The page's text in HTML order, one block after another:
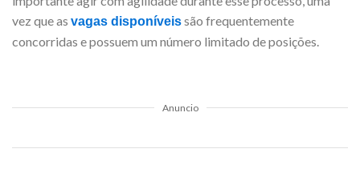
vez que as vagas disponíveissão frequentemente
concorridas e possuem um número limitado de posições.
Anuncio